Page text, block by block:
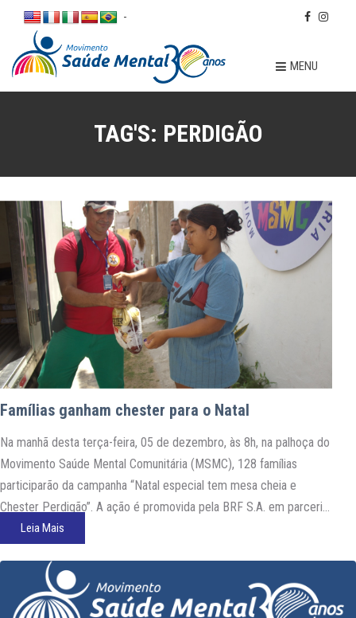
-
MENU
TAG'S: PERDIGÃO
Famílias ganham chester para o Natal
Na manhã desta terça-feira, 05 de dezembro, às 8h, na palhoça do
Movimento Saúde Mental Comunitária (MSMC), 128 famílias
participarão da campanha “Natal especial tem mesa cheia e
Chester Perdigão”. A ação é promovida pela BRF S.A. em parceria
com o Mesa Brasil do Serviço Social do Comércio (Sesc). O
Leia Mais